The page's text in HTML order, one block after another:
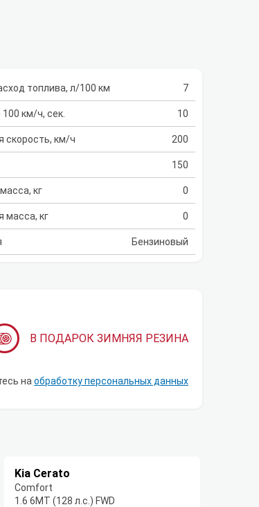
топлива, л/100 км 7
100 км/ч, сек. 10
скорость, км/ч 200
150
кг 0
масса, кг 0
Бензиновый
В ПОДАРОК ЗИМНЯЯ РЕЗИНА
на обработку персональных данных
Kia Cerato
Comfort
1.6 6MT (128 л.с.) FWD